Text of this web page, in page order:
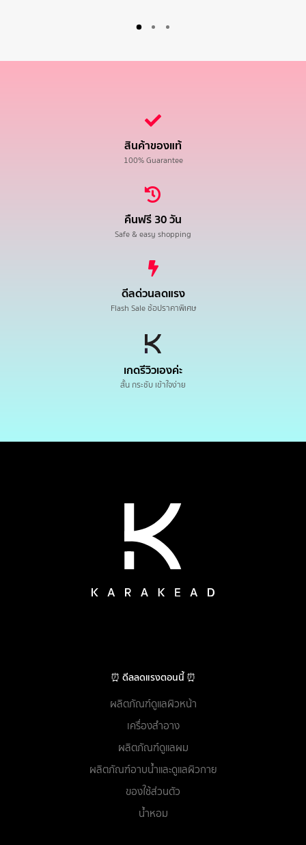
สินค้าของแท้
100% Guarantee
คืนฟรี 30 วัน
Safe & easy shopping
ดีลด่วนลดแรง
Flash Sale ช้อปราคาพิเศษ
เกดรีวิวเองค่ะ
สั้น กระชับ เข้าใจง่าย
⏰ ดีลลดแรงตอนนี้ ⏰
ผลิตภัณฑ์ดูแลผิวหน้า
เครื่องสำอาง
ผลิตภัณฑ์ดูแลผม
ผลิตภัณฑ์อาบน้ำและดูแลผิวกาย
ของใช้ส่วนตัว
น้ำหอม